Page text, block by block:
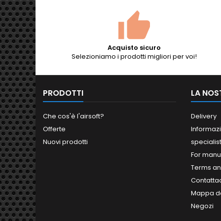
Acquisto sicuro
Selezioniamo i prodotti migliori per voi!
PRODOTTI
Che cos'è l'airsoft?
Offerte
Nuovi prodotti
LA
Delivery
For
Terms
Mappa
Negozi